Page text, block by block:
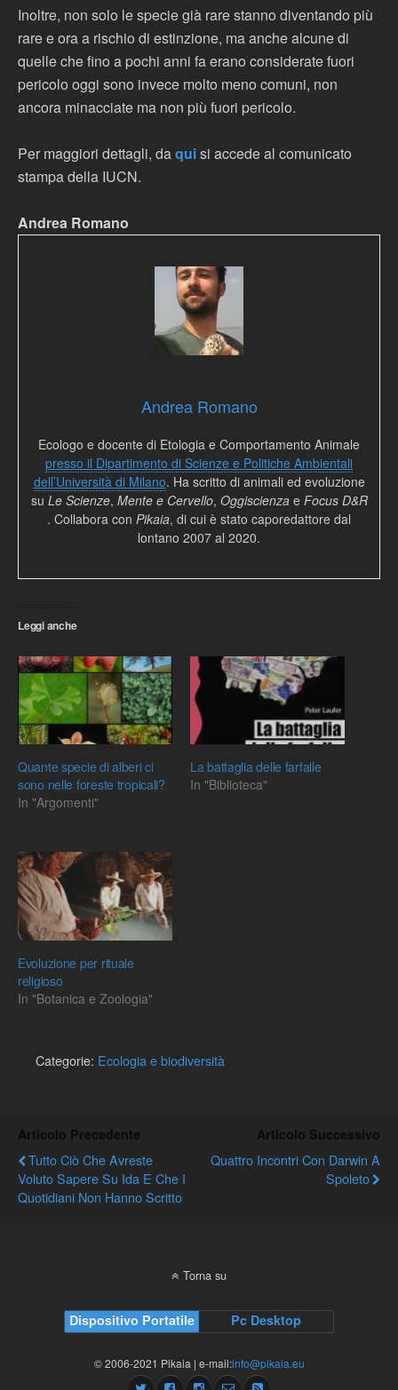
Inoltre, non solo le specie già rare stanno diventando più
rare e ora a rischio di estinzione, ma anche alcune di
quelle che fino a pochi anni fa erano considerate fuori
pericolo oggi sono invece molto meno comuni, non
ancora minacciate ma non più fuori pericolo.
Per maggiori dettagli, daquisi accede al comunicato
stampa della IUCN.
Andrea Romano
Andrea Romano
Ecologo e docente di Etologia e Comportamento Animale
presso il Dipartimento di Scienze e Politiche Ambientali
dell’Università di Milano. Ha scritto di animali ed evoluzione
su Le Scienze, Mente e Cervello, Oggiscienzae Focus D&R
. Collabora con Pikaia, di cui è stato caporedattore dal
lontano 2007 al 2020.
Leggi anche
Quante specie di alberi ci
sono nelle foreste tropicali?
In "Argomenti"
La battaglia delle farfalle
In "Biblioteca"
Evoluzione per rituale
religioso
In "Botanica e Zoologia"
Categorie: Ecologia e biodiversità
Articolo Precedente
Tutto Ciò Che Avreste
Voluto Sapere Su Ida E Che I
Quotidiani Non Hanno Scritto
Articolo Successivo
Quattro Incontri Con Darwin A
Spoleto
Torna su
Dispositivo Portatile Pc Desktop
© 2006-2021 Pikaia | e-mail:info@pikaia.eu